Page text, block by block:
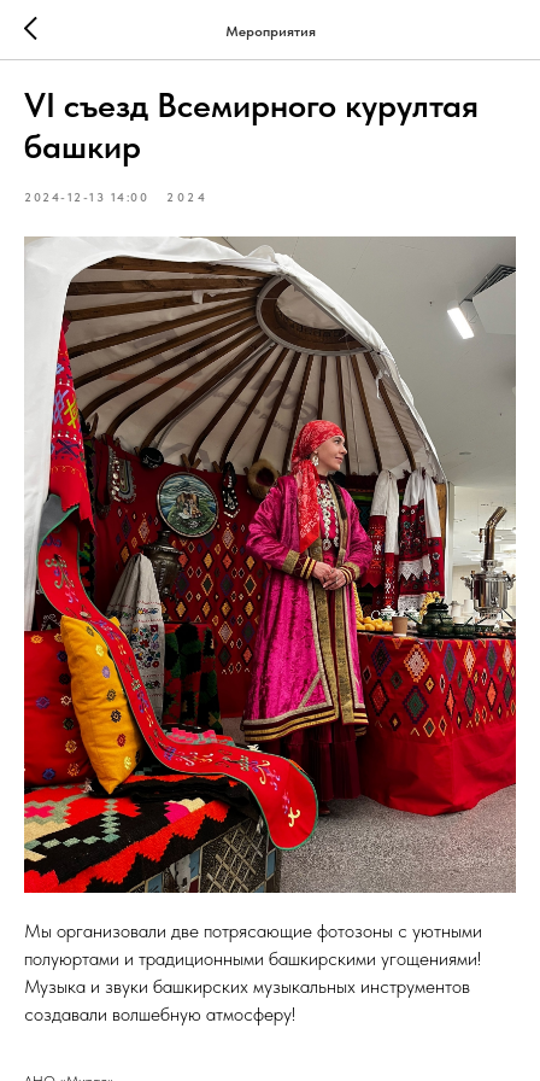
Мероприятия
VI съезд Всемирного курултая
башкир
2024-12-13 14:00 2024
Мы организовали две потрясающие фотозоны с уютными
полуюртами и традиционными башкирскими угощениями!
Музыка и звуки башкирских музыкальных инструментов
создавали волшебную атмосферу!